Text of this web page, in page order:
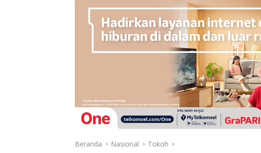
Beranda Nasional Tokoh